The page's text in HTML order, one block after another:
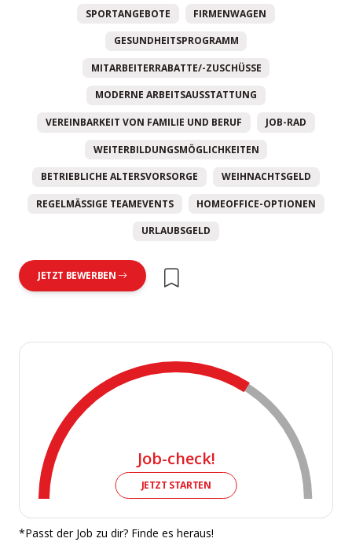
SPORTANGEBOTE FIRMENWAGEN
GESUNDHEITSPROGRAMM
MITARBEITERRABATTE/-ZUSCHÜSSE
MODERNE ARBEITSAUSSTATTUNG
VEREINBARKEIT VON FAMILIE UND BERUF JOB-RAD
WEITERBILDUNGSMÖGLICHKEITEN
BETRIEBLICHE ALTERSVORSORGE WEIHNACHTSGELD
REGELMÄSSIGE TEAMEVENTS HOMEOFFICE-OPTIONEN
URLAUBSGELD
JETZT BEWERBEN
Job-check!
JETZT STARTEN
*Passt der Job zu dir? Finde es heraus!